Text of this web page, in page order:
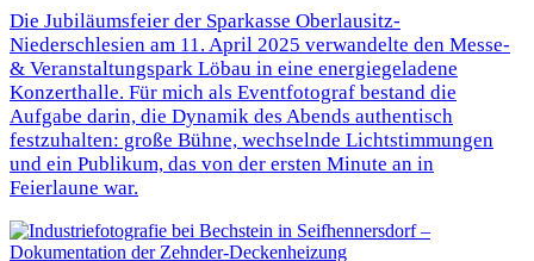
Die Jubiläumsfeier der Sparkasse Oberlausitz-
Niederschlesien am 11. April 2025 verwandelte den Messe-
& Veranstaltungspark Löbau in eine energiegeladene
Konzerthalle. Für mich als Eventfotograf bestand die
Aufgabe darin, die Dynamik des Abends authentisch
festzuhalten: große Bühne, wechselnde Lichtstimmungen
und ein Publikum, das von der ersten Minute an in
Feierlaune war.